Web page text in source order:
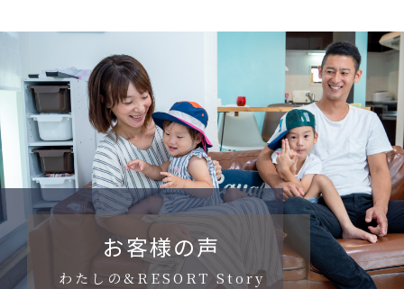
お客様の声
わたしの&RESORT Story